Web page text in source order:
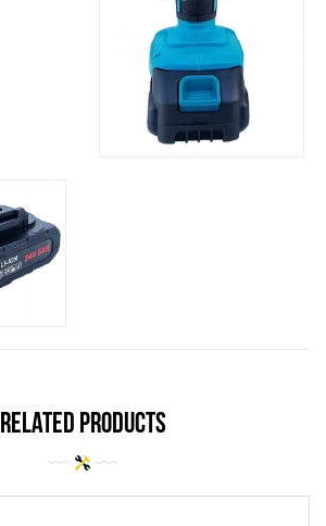
related products